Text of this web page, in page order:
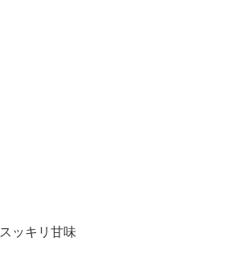
スッキリ 甘味